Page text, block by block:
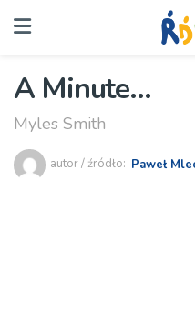
A Minute…
Myles Smith
autor / źródło: Paweł